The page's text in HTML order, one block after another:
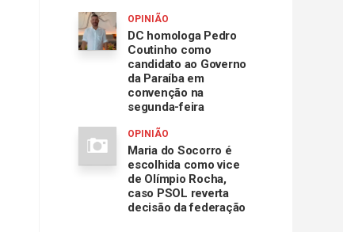
OPINIÃO
DC homologa Pedro
Coutinho como
candidato ao Governo
da Paraíba em
convenção na
segunda-feira
OPINIÃO
Maria do Socorro é
escolhida como vice
de Olímpio Rocha,
caso PSOL reverta
decisão da federação